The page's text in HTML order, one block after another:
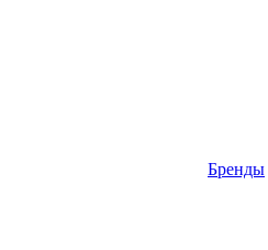
Бренды